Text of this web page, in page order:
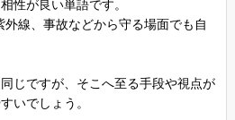
性が良い単語です。
外線、事故などから守る場面でも自
じですが、そこへ至る手段や視点が
いでしょう。